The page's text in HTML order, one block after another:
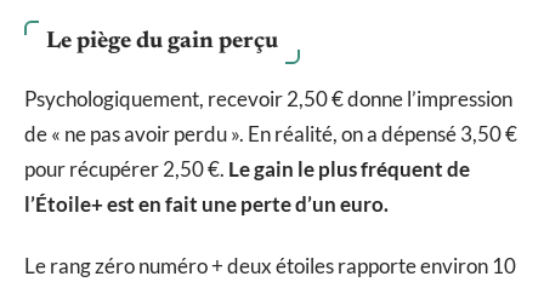
Le piège du gain perçu
Psychologiquement, recevoir 2,50 € donne l’impression
de « ne pas avoir perdu ». En réalité, on a dépensé 3,50 €
pour récupérer 2,50 €. Le gain le plus fréquent de
l’Étoile+ est en fait une perte d’un euro.
Le rang zéro numéro + deux étoiles rapporte environ 10